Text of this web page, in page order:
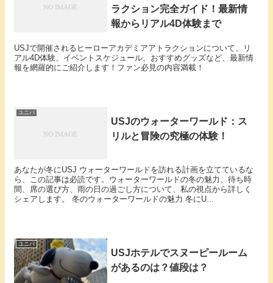
ラクション完全ガイド！最新情
報からリアル4D体験まで
USJで開催されるヒーローアカデミアアトラクションについて、リ
アル4D体験、イベントスケジュール、おすすめグッズなど、最新情
報を網羅的にご紹介します！ファン必見の内容満載！
ユニバ
USJのウォーターワールド：ス
リルと冒険の究極の体験！
あなたが冬にUSJ ウォーターワールドを訪れる計画を立てているな
ら、この記事は必読です。ウォーターワールドの冬の魅力、待ち時
間、席の選び方、雨の日の過ごし方について、私の視点から詳しく
シェアします。 冬のウォーターワールドの魅力 冬にU...
ユニバ
USJホテルでスヌーピールーム
があるのは？値段は？